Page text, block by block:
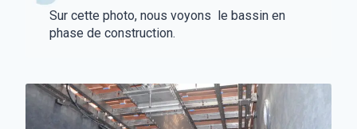
Sur cette photo, nous voyons le bassin en
phase de construction.